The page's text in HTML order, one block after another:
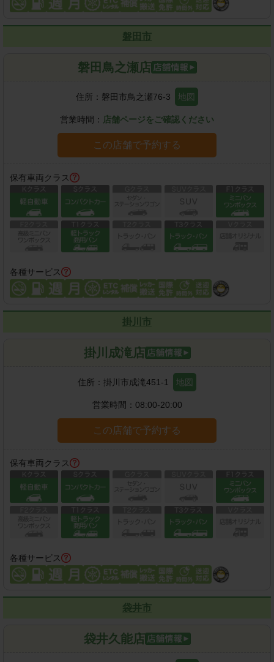
磐田市
磐田鳥之瀬店
住所： 磐田市鳥之瀬76-3 地図
営業時間： 店舗ページをご確認ください
この店舗で予約する
保有車両クラス
各種サービス
掛川市
掛川成滝店
住所： 掛川市成滝451-1 地図
営業時間： 08:00-20:00
この店舗で予約する
保有車両クラス
各種サービス
袋井市
袋井久能店